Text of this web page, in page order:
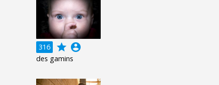
316 grade account_circle
des gamins